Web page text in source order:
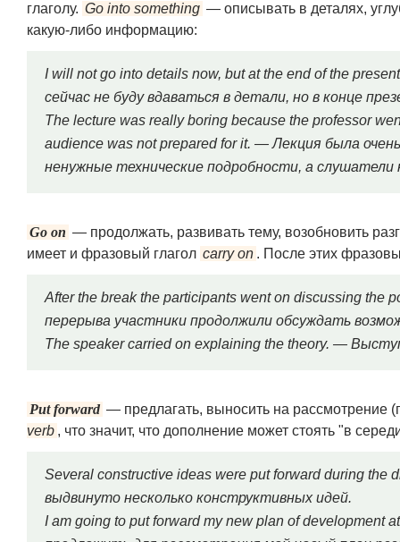
глаголу. Go into something — описывать в деталях,
какую-либо информацию:
I will not go into details now, but at the end of the
сейчас не буду вдаваться в детали, но в конце
The lecture was really boring because the professor
audience was not prepared for it. — Лекция была
ненужные технические подробности, а
Go on — продолжать, развивать тему, возобновить
имеет и фразовый глагол carry on . После этих
After the break the participants went on discussing the
перерыва участники продолжили обсуждать
The speaker carried on explaining the theory. —
Put forward — предлагать, выносить на рассмотрение
verb , что значит, что дополнение может стоять "в
Several constructive ideas were put forward during
выдвинуто несколько конструктивных идей.
I am going to put forward my new plan of development